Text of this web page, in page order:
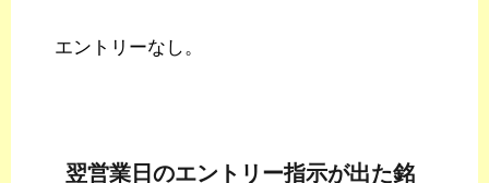
エントリーなし。
翌営業日のエントリー指示が出た銘